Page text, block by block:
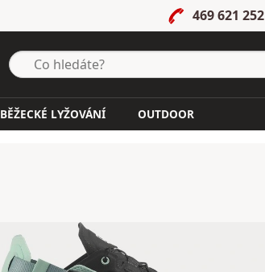
469 621 252
BĚŽECKÉ LYŽOVÁNÍ OUTDOOR